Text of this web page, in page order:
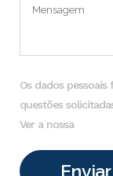
Os dados
questões
Ver a nossa